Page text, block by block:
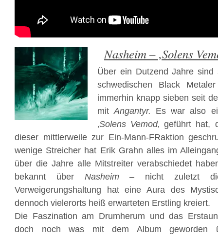
Nasheim– ‚Solens
Über ein Dutzend Jahre
schwedischen Black
immerhin knapp sieben seit
mitAngantyr.
Es war also
‚Solens Vemod‚ geführt hat,
dieser mittlerweile zur Ein-Mann-FRaktion
wenige Streicher hat Erik Grahn alles im
über die Jahre alle Mitstreiter verabschiedet
bekannt über Nasheim – nicht zuletzt
Verweigerungshaltung hat eine Aura des
dennoch vielerorts heiß erwarteten Erstling kreiert.
Die Faszination am Drumherum und das
doch noch was mit dem Album geworden